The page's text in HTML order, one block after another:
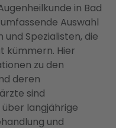
in Bad
Auswahl
Spezialisten, die
kümmern. Hier
zu den
deren
sind
langjährige
und